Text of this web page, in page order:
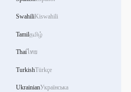
SwahiliKiswahili
Tamilதமிழ்
Thaiไทย
TurkishTürkçe
UkrainianУкраїнська